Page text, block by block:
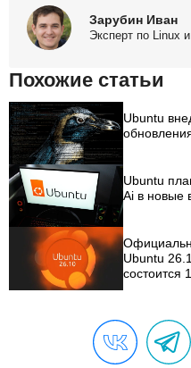
Зарубин Иван
Эксперт по Linux
Похожие статьи
Ubuntu
Ubuntu
Ai в новые
Ubuntu
состоится